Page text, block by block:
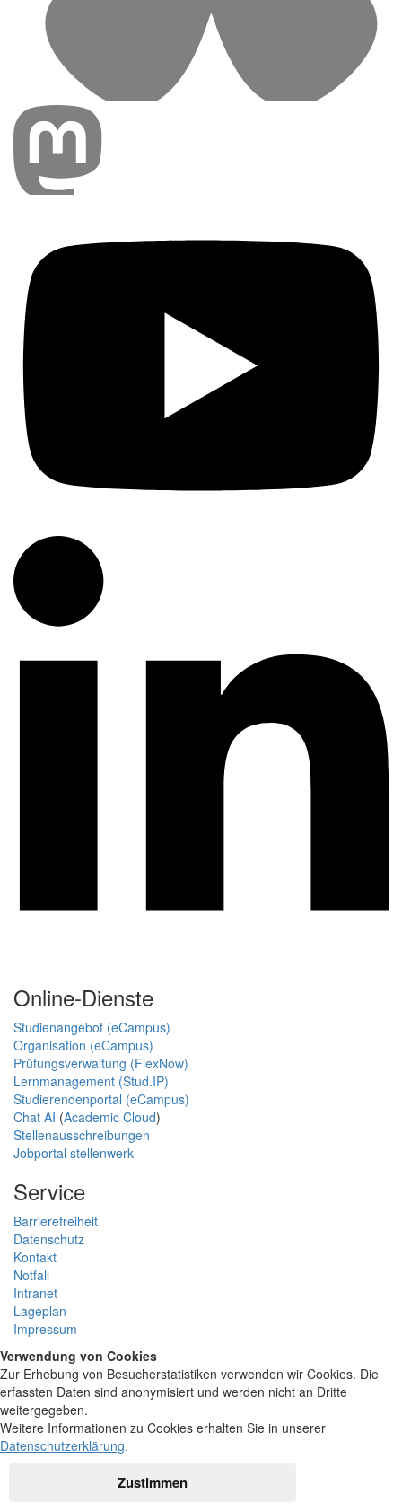
Online-Dienste
Studienangebot (eCampus)
Organisation (eCampus)
Prüfungsverwaltung (FlexNow)
Lernmanagement (Stud.IP)
Studierendenportal (eCampus)
Chat AI (Academic Cloud)
Stellenausschreibungen
Jobportal stellenwerk
Service
Barrierefreiheit
Datenschutz
Kontakt
Notfall
Intranet
Lageplan
Impressum
Verwendung von Cookies
Zur Erhebung von Besucherstatistiken verwenden wir Cookies. Die
erfassten Daten sind anonymisiert und werden nicht an Dritte
weitergegeben.
Weitere Informationen zu Cookies erhalten Sie in unserer
Datenschutzerklärung.
Zustimmen